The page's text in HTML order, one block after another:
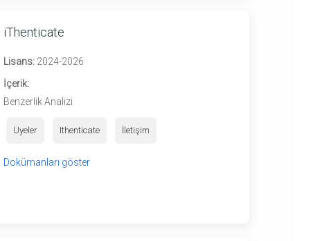
iThenticate
Lisans:2024-2026
İçerik:
Benzerlik Analizi
Üyeler Ithenticate İletişim
Dokümanları göster